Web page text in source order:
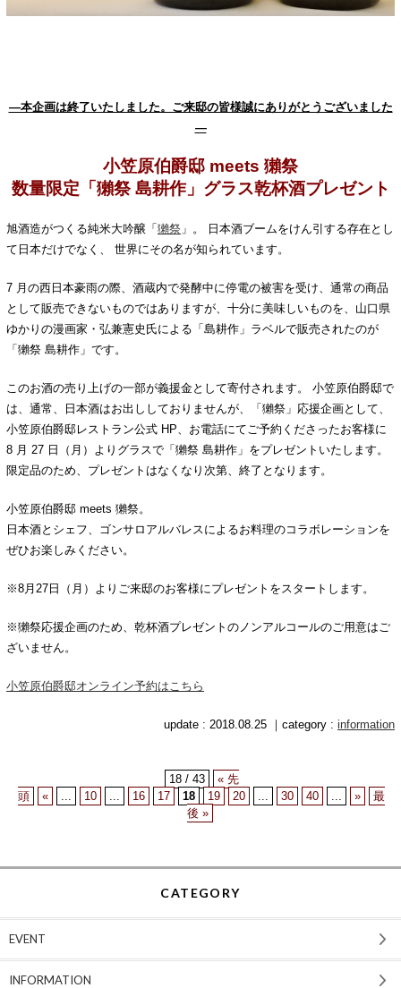
―本企画は終了いたしました。ご来邸の皆様誠にありがとうございました
―
小笠原伯爵邸 meets 獺祭
数量限定「獺祭 島耕作」グラス乾杯酒プレゼント
旭酒造がつくる純米大吟醸「 獺祭 」。 日本酒ブームをけん引する存在とし
て日本だけでなく、 世界にその名が知られています。
7 月の西日本豪雨の際、酒蔵内で発酵中に停電の被害を受け、通常の商品
として販売できないものではありますが、十分に美味しいものを、山口県
ゆかりの漫画家・弘兼憲史氏による「島耕作」ラベルで販売されたのが
「獺祭 島耕作」です。
このお酒の売り上げの一部が義援金として寄付されます。 小笠原伯爵邸で
は、通常、日本酒はお出ししておりませんが、「獺祭」応援企画として、
小笠原伯爵邸レストラン公式 HP、お電話にてご予約くださったお客様に
8 月 27 日（月）よりグラスで「獺祭 島耕作」をプレゼントいたします。
限定品のため、プレゼントはなくなり次第、終了となります。
小笠原伯爵邸 meets 獺祭。
日本酒とシェフ、ゴンサロアルバレスによるお料理のコラボレーションを
ぜひお楽しみください。
※8月27日（月）よりご来邸のお客様にプレゼントをスタートします。
※獺祭応援企画のため、乾杯酒プレゼントのノンアルコールのご用意はご
ざいません。
小笠原伯爵邸オンライン予約はこちら
update : 2018.08.25 ｜category : information
18 / 43
« 先
頭
« 10 16 17 18 19 20 30 40 »
最
後 »
CATEGORY
EVENT
INFORMATION